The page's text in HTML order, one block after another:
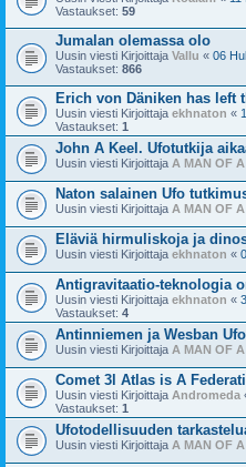
Vastaukset: 59
Jumalan olemassa olo
Uusin viesti Kirjoittaja Vallu « 06
Vastaukset: 866
Erich von Däniken has left
Uusin viesti Kirjoittaja ekhnaton «
Vastaukset: 1
John A Keel. Ufotutkija
Uusin viesti Kirjoittaja A MAN OF
Naton salainen Ufo
Uusin viesti Kirjoittaja A MAN OF
Eläviä hirmuliskoja ja
Uusin viesti Kirjoittaja ekhnaton «
Antigravitaatio-teknologia
Uusin viesti Kirjoittaja ekhnaton «
Vastaukset: 4
Antinniemen ja Wesban
Uusin viesti Kirjoittaja A MAN OF
Comet 3l Atlas is A
Uusin viesti Kirjoittaja Andromeda
Vastaukset: 1
Ufotodellisuuden
Uusin viesti Kirjoittaja A MAN OF